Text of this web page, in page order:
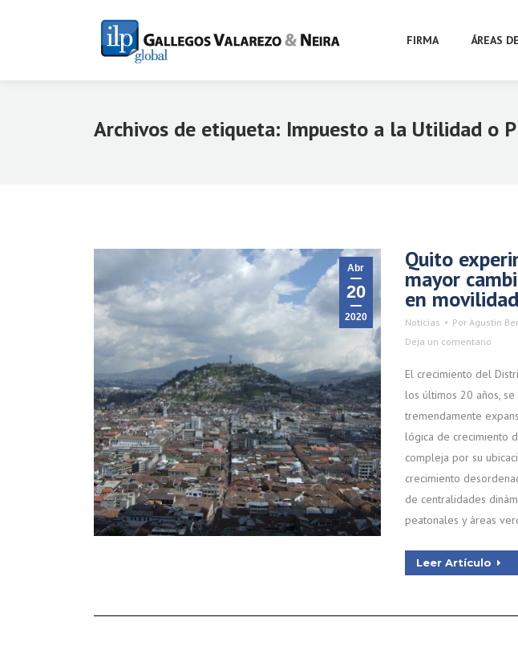
FIRMA ÁREAS
Archivos de etiqueta: Impuesto a la Utilidad o
Abr
20
2020
Quito
mayor
en movilidad
Noticias Por Agustin
Deja un comentario
El crecimiento del
los últimos 20 años,
tremendamente
lógica de crecimiento
compleja por su
crecimiento
de centralidades
peatonales y áreas
Leer Artículo